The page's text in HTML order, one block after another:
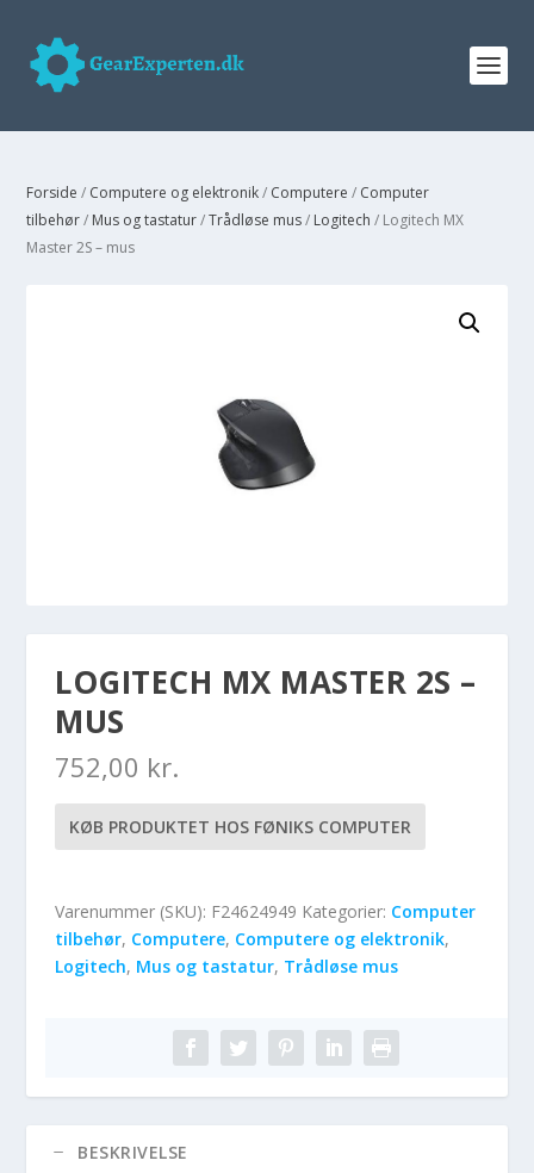
Forside / Computere og elektronik/ Computere / Computer
tilbehør/ Mus og tastatur/Trådløse mus/ Logitech / Logitech MX
Master 2S – mus
LOGITECH MX MASTER 2S –
MUS
752,00 kr.
KØB PRODUKTET HOS FØNIKS COMPUTER
Varenummer (SKU): F24624949 Kategorier: Computer
tilbehør, Computere, Computere og elektronik,
Logitech, Mus og tastatur, Trådløse mus
BESKRIVELSE